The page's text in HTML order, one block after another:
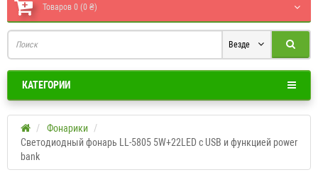
Товаров 0 (0 ₴)
Везде
КАТЕГОРИИ
Фонарики
Светодиодный фонарь LL-5805 5W+22LED с USB и функцией power
bank